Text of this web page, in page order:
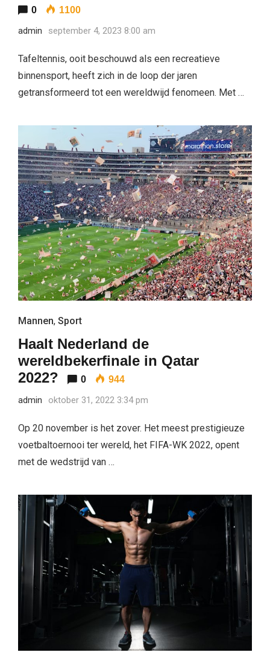
0 1100
admin september 4, 2023 8:00 am
Tafeltennis, ooit beschouwd als een recreatieve
binnensport, heeft zich in de loop der jaren
getransformeerd tot een wereldwijd fenomeen. Met …
Mannen, Sport
Haalt Nederland de
wereldbekerfinale in Qatar
2022?
0 944
admin oktober 31, 2022 3:34 pm
Op 20 november is het zover. Het meest prestigieuze
voetbaltoernooi ter wereld, het FIFA-WK 2022, opent
met de wedstrijd van …